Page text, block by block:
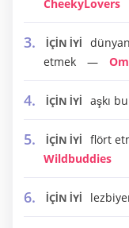
CheekyLovers
İÇİN İYİ
etmek
İÇİN İYİ aşkı
İÇİN İYİ
flört
Wildbuddies
İÇİN İYİ